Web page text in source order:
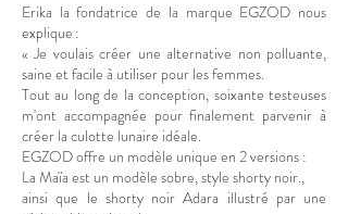
Erika la fondatrice de la marque EGZOD nous
explique :
« Je voulais créer une alternative non polluante,
saine et facile à utiliser pour les femmes.
Tout au long de la conception, soixante testeuses
m'ont accompagnée pour finalement parvenir à
créer la culotte lunaire idéale.
EGZOD offre un modèle unique en 2 versions :
La Maïa est un modèle sobre, style shorty noir.,
ainsi que le shorty noir Adara illustré par une